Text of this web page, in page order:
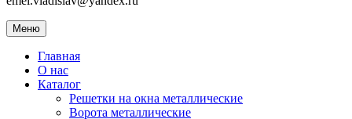
Меню
Главная
О нас
Каталог
Решетки на окна металлические
Ворота металлические